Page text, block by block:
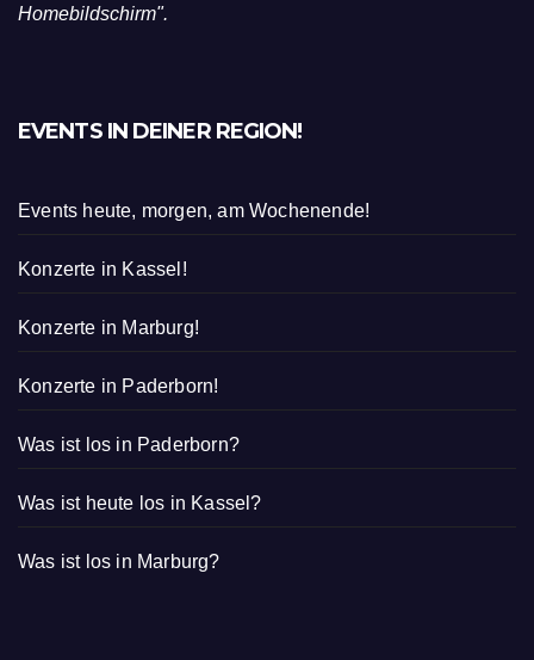
Homebildschirm".
EVENTS IN DEINER REGION!
Events heute, morgen, am Wochenende!
Konzerte in Kassel!
Konzerte in Marburg!
Konzerte in Paderborn!
Was ist los in Paderborn?
Was ist heute los in Kassel?
Was ist los in Marburg?